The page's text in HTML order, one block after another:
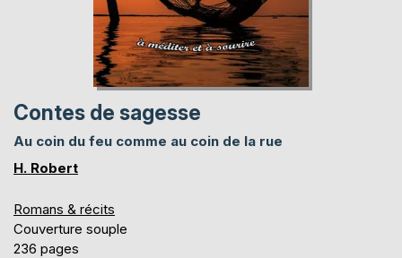
Contes de sagesse
Au coin du feu comme au coin de la rue
H. Robert
Romans & récits
Couverture souple
236 pages